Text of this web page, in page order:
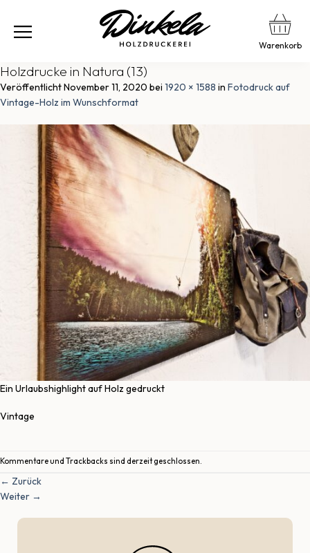
Warenkorb
Holzdrucke in Natura (13)
VeröffentlichtNovember 11, 2020 bei 1920 × 1588 in Fotodruck auf
Vintage-Holz im Wunschformat
Ein Urlaubshighlight auf Holz gedruckt
Vintage
Kommentare und Trackbacks sind derzeit geschlossen.
← Zurück
Weiter →